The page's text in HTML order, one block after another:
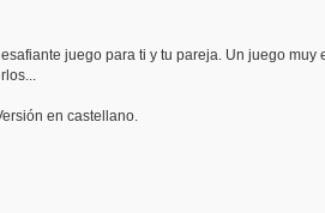
juego para ti y tu pareja. Un juego muy
en castellano.